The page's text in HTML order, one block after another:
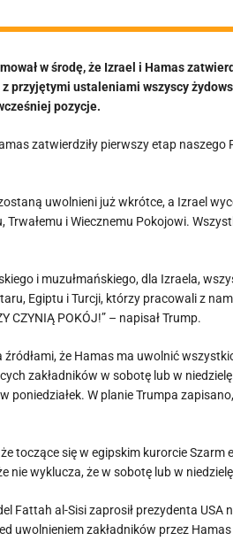
w środę, że Izrael i Hamas
przyjętymi ustaleniami wszyscy
pozycje.
zatwierdziły pierwszy etap
zostaną uwolnieni już wkrótce, a Izrael
i Wiecznemu Pokojowi.
i muzułmańskiego, dla Izraela,
Egiptu i Turcji, którzy pracowali z
CZYNIĄ POKÓJ!” – napisał Trump.
że Hamas ma uwolnić
zakładników w sobotę lub w
poniedziałek. W planie Trumpa
toczące się w egipskim kurorcie
nie wyklucza, że w sobotę lub w
Fattah al-Sisi zaprosił prezydenta
uwolnieniem zakładników przez